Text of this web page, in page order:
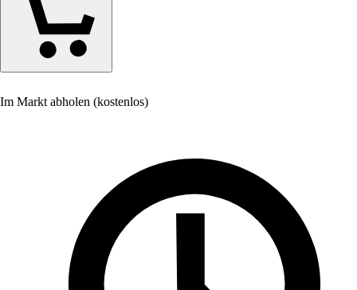
Im Markt abholen (kostenlos)